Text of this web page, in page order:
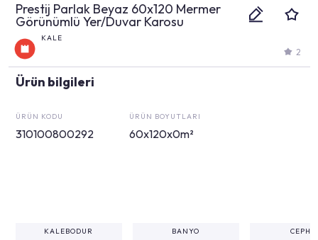
Prestij Parlak Beyaz 60x120 Mermer
Görünümlü Yer/Duvar Karosu
KALE
2
Ürün bilgileri
ÜRÜN KODU
310100800292
ÜRÜN BOYUTLARI
60x120x0m²
KALEBODUR BANYO CEPHE